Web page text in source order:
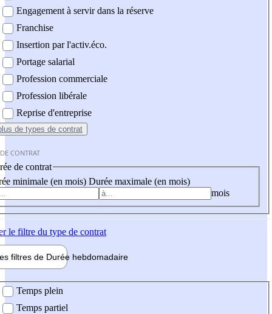
Engagement à servir dans la réserve
Franchise
Insertion par l'activ.éco.
Portage salarial
Profession commerciale
Profession libérale
Reprise d'entreprise
de types de contrat
CONTRAT
de contrat
minimale (en mois) Durée maximale (en mois)
mois
le filtre du type de contrat
filtres de Durée hebdomadaire
Temps plein
Temps partiel